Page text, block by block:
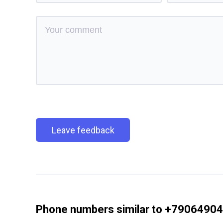
Leave feedback
Phone numbers similar to